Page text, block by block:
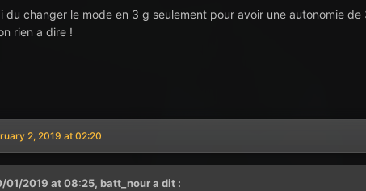
du changer le mode en 3 g seulement pour avoir une autonomie de
rien a dire !
2, 2019 at 02:20
01/2019 at 08:25, batt_noura dit :